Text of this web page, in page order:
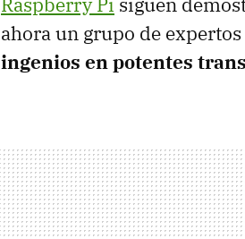
ahora un grupo de
ingenios en potentes